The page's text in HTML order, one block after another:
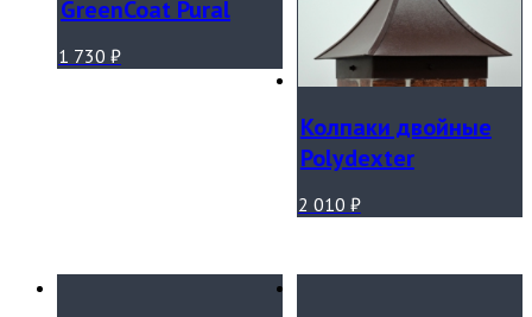
GreenCoat Pural
1 730 ₽
Колпаки двойные
Polydexter
2 010 ₽